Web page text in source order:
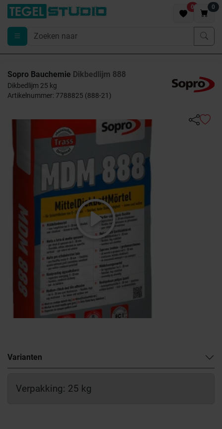
0 0
Sopro Bauchemie Dikbedlijm 888
Dikbedlijm 25 kg
Artikelnummer: 7788825 (888-21)
Varianten
Verpakking: 25 kg